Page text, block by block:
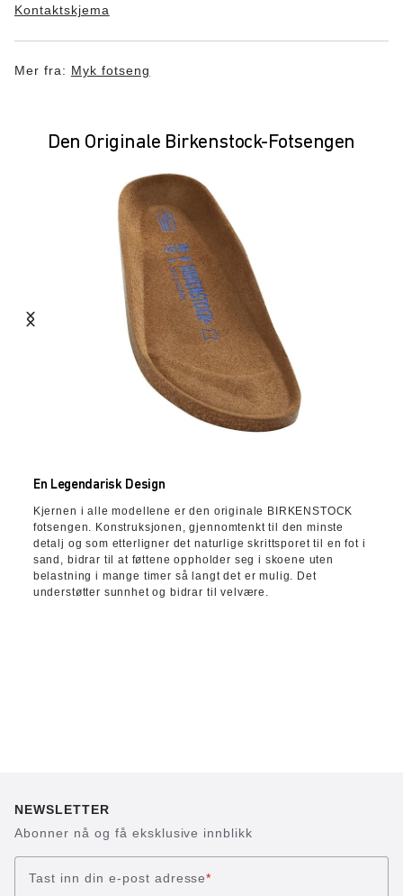
Kontaktskjema
Mer fra: Myk fotseng
Den Originale Birkenstock-Fotsengen
En Legendarisk Design
Kjernen i alle modellene er den originale BIRKENSTOCK
fotsengen. Konstruksjonen, gjennomtenkt til den minste
detalj og som etterligner det naturlige skrittsporet til en fot i
sand, bidrar til at føttene oppholder seg i skoene uten
belastning i mange timer så langt det er mulig. Det
understøtter sunnhet og bidrar til velvære.
NEWSLETTER
Abonner nå og få eksklusive innblikk
Tast inn din e-post adresse*